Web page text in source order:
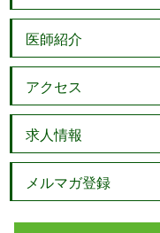
医師紹介
アクセス
求人情報
メルマガ登録